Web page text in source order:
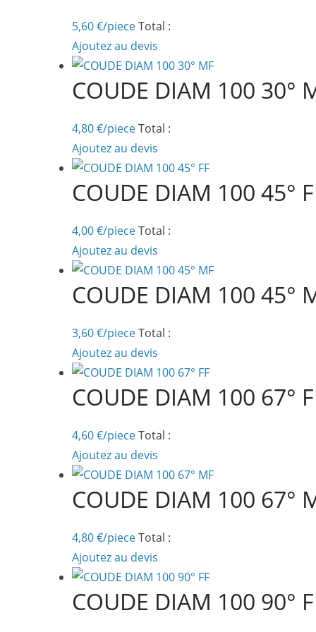
5,60€/pieceTotal :
Ajoutez au devis
COUDE DIAM 100 30°
4,80€/pieceTotal :
Ajoutez au devis
COUDE DIAM 100 45°
4,00€/pieceTotal :
Ajoutez au devis
COUDE DIAM 100 45°
3,60€/pieceTotal :
Ajoutez au devis
COUDE DIAM 100 67°
4,60€/pieceTotal :
Ajoutez au devis
COUDE DIAM 100 67°
4,80€/pieceTotal :
Ajoutez au devis
COUDE DIAM 100 90°